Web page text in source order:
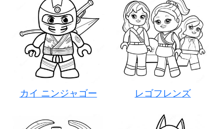
カイ ニンジャゴー レゴフレンズ